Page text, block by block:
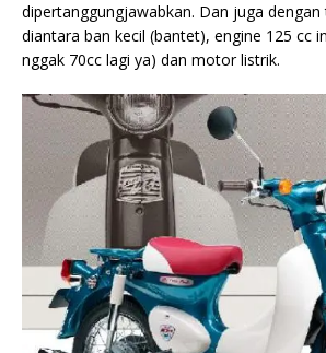
dipertanggungjawabkan. Dan juga
diantara ban kecil (bantet), engine 125 cc
nggak 70cc lagi ya) dan motor listrik.